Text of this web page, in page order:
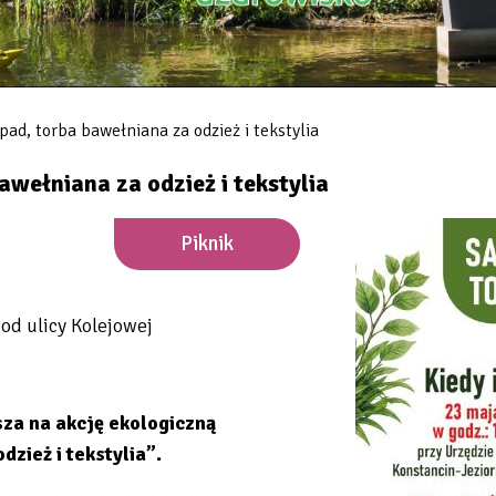
torba bawełniana za odzież i tekstylia
za odzież i tekstylia
Piknik
ulicy Kolejowej
na akcję ekologiczną
i tekstylia”.